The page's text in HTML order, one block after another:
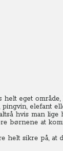
helt eget
elefant
hvis man
børnene at
helt sikre på, at